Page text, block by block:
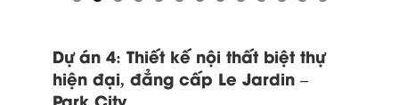
Dự án 4: Thiết kế nội thất biệt thự
hiện đại, đẳng cấp Le Jardin –
Park City